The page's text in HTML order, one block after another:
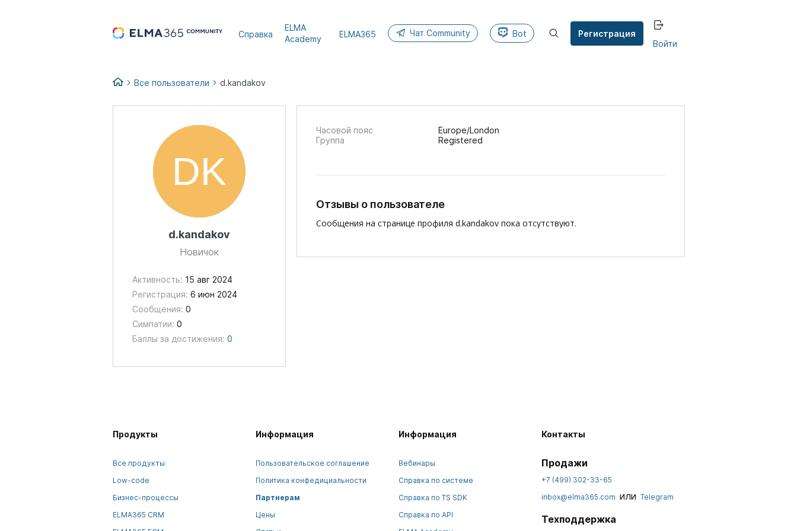
Справка
ELMA
Academy
ELMA365 Чат Community Bot
Регистрация
Войти
Все пользователи d.kandakov
d.kandakov
Новичок
Активность: 15 авг 2024
Регистрация: 6 июн 2024
Сообщения: 0
Симпатии: 0
Баллы за достижения: 0
Часовой пояс
Europe/London
Группа
Registered
Отзывы о пользователе
Сообщения на странице профиля d.kandakov пока отсутствуют.
Продукты
Все продукты
Low-code
Бизнес-процессы
ELMA365 CRM
Информация
Пользовательское соглашение
Политика конфедициальности
Партнерам
Цены
Информация
Вебинары
Справка по системе
Справка по TS SDK
Справка по API
Контакты
Продажи
+7 (499) 302-33-65
inbox@elma365.com или Telegram
Техподдержка